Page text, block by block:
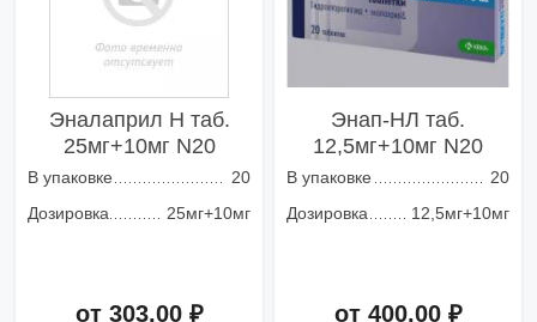
Эналаприл Н таб.
25мг+10мг N20
В упаковке
20
Дозировка
25мг+10мг
от 303,00 ₽
Энап-HЛ таб.
12,5мг+10мг N20
В упаковке
20
Дозировка
12,5мг+10мг
от 400,00 ₽